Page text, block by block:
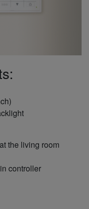
the living room
controller